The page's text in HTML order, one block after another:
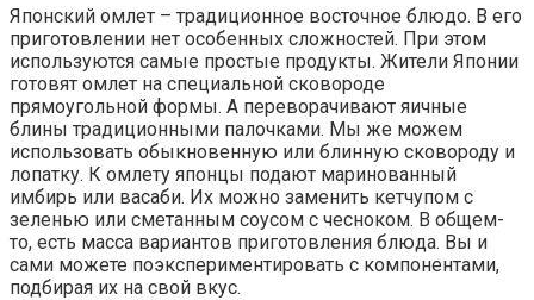
Японский омлет – традиционное восточное блюдо. В его
приготовлении нет особенных сложностей. При этом
используются самые простые продукты. Жители Японии
готовят омлет на специальной сковороде
прямоугольной формы. А переворачивают яичные
блины традиционными палочками. Мы же можем
использовать обыкновенную или блинную сковороду и
лопатку. К омлету японцы подают маринованный
имбирь или васаби. Их можно заменить кетчупом с
зеленью или сметанным соусом с чесноком. В общем-
то, есть масса вариантов приготовления блюда. Вы и
сами можете поэкспериментировать с компонентами,
подбирая их на свой вкус.